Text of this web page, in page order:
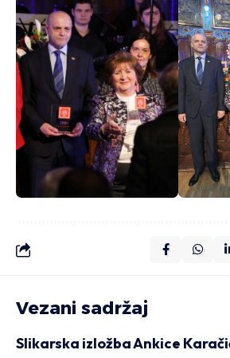
Vezani sadržaj
Slikarska izložba Ankice